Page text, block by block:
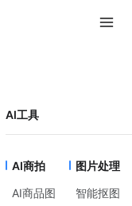
AI工具
AI商拍
AI商品图
图片处理
智能抠图
计
模板，支持在线编辑
设计模版还是品牌宣
计作品，简洁高效，
爆款设计创作之旅！